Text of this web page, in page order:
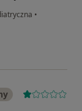
•